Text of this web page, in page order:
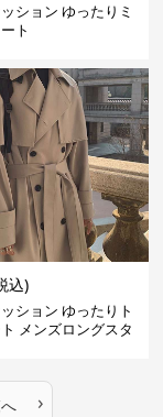
ション ゆったりミ
ト
込)
ション ゆったりト
メンズロングスタ
›